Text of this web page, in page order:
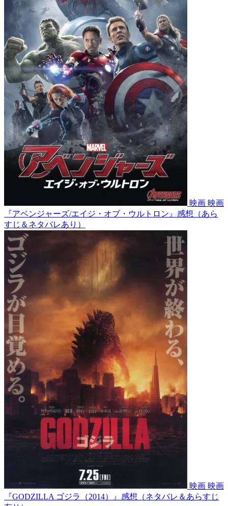
映画 映画
『アベンジャーズ/エイジ・オブ・ウルトロン』感想（あら
すじ＆ネタバレあり）
映画 映画
『GODZILLA ゴジラ（2014）』感想（ネタバレ＆あらすじ